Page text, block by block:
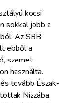
kocsi
sokkal jobb a
Az SBB
ebből a
szemet
használta.
tovább Észak-
Nizzába,